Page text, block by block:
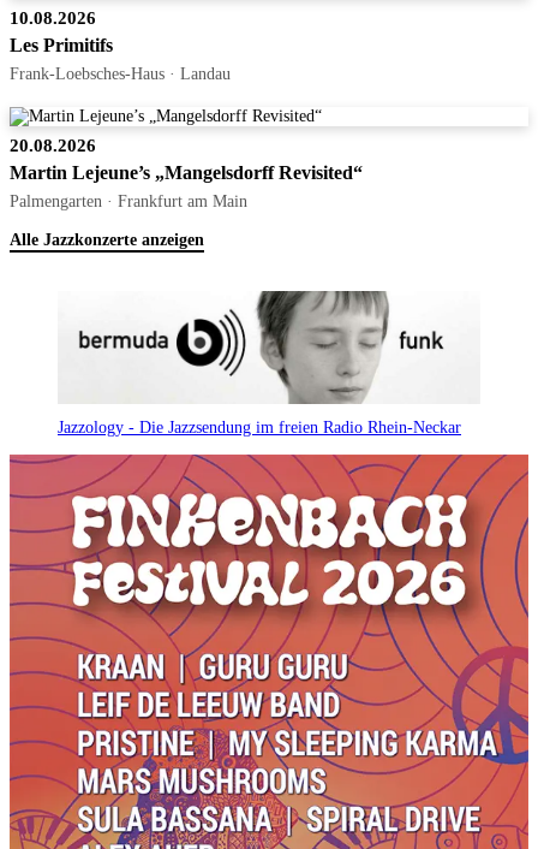
10.08.2026
Les Primitifs
Frank-Loebsches-Haus · Landau
20.08.2026
Martin Lejeune’s „Mangelsdorff Revisited“
Palmengarten · Frankfurt am Main
Alle Jazzkonzerte anzeigen
Jazzology - Die Jazzsendung im freien Radio Rhein-Neckar